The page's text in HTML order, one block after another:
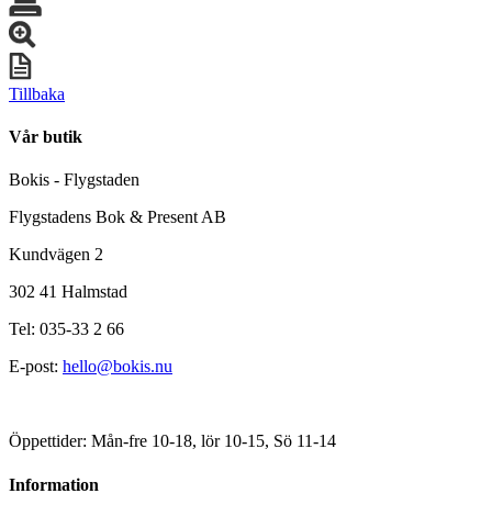
Tillbaka
Vår butik
Bokis - Flygstaden
Flygstadens Bok & Present AB
Kundvägen 2
302 41 Halmstad
Tel: 035-33 2 66
E-post: hello@bokis.nu
Öppettider: Mån-fre 10-18, lör 10-15, Sö 11-14
Information